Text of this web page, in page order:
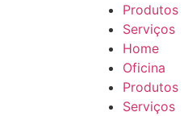
Produtos
Serviços
Home
Oficina
Produtos
Serviços